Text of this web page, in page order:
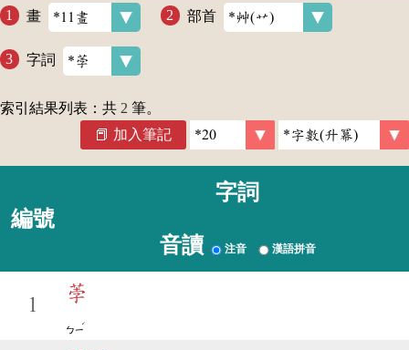
畫 部首
字詞
索引結果列表：共 2 筆。
加入筆記
編號
字詞
音讀 注音 漢語拼音
1
荸
ㄅㄧ
ˊ